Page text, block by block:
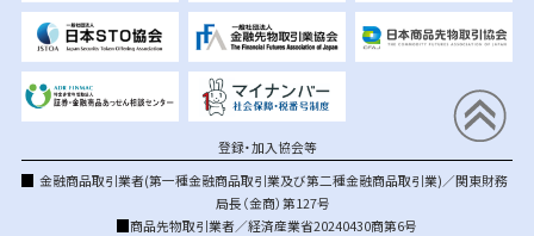
登録・加入協会等
金融商品取引業者(第一種金融商品取引業及び第二種金融商品取引業)／関東財務
局長（金商）第127号
商品先物取引業者／経済産業省20240430商第6号